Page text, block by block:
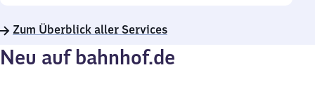
Zum Überblick aller Services
Neu auf bahnhof.de